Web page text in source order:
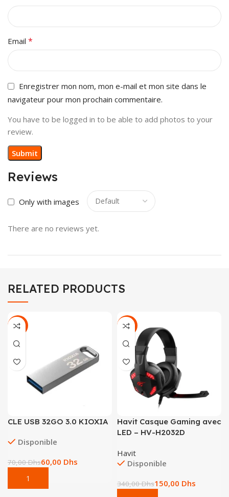
Reviews
Only with images
There are no reviews yet.
Email *
Enregistrer mon nom, mon e-mail et mon site dans le
navigateur pour mon prochain commentaire.
You have to be logged in to be able to add photos to your
review.
RELATED PRODUCTS
-14%
CLE USB 32GO 3.0 KIOXIA
Disponible
70,00Dhs60,00 Dhs
-56%
Havit Casque Gaming avec
LED – HV-H2032D
Havit
Disponible
340,00Dhs150,00 Dhs